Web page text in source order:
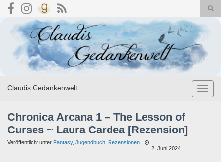
Search for:
Claudis Gedankenwelt
Chronica Arcana 1 – The Lesson of
Curses ~ Laura Cardea [Rezension]
Veröffentlicht unter Fantasy, Jugendbuch Rezensionen
2. Juni 2024